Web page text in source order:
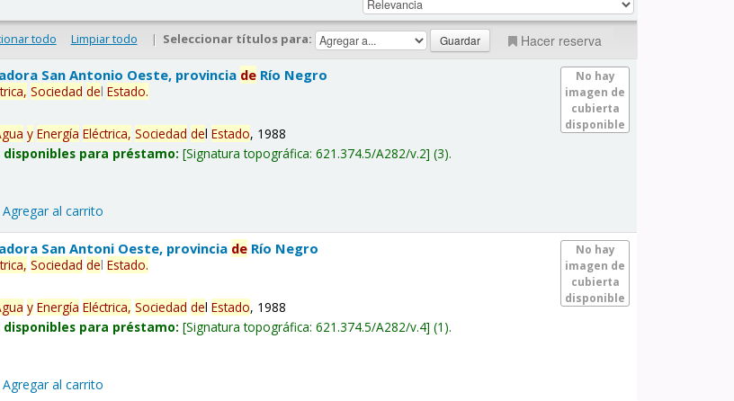
todo Limpiar todo | Seleccionar títulos para: Hacer reserva
No hay
imagen de
cubierta
disponible
San Antonio Oeste, provincia de Río Negro
Sociedad delEstado.
y Energía Eléctrica, Sociedad delEstado, 1988
disponibles para préstamo: Signatura topográfica:621.374.5/A282/v.2 (3).
Agregar al carrito
No hay
imagen de
cubierta
disponible
San Antoni Oeste, provincia de Río Negro
Sociedad delEstado.
y Energía Eléctrica, Sociedad delEstado, 1988
disponibles para préstamo: Signatura topográfica:621.374.5/A282/v.4 (1).
Agregar al carrito